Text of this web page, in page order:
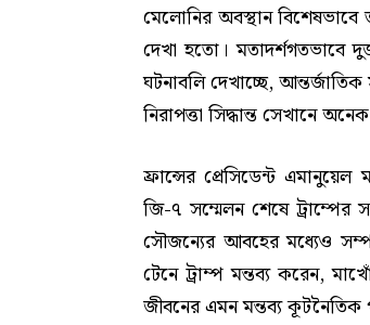
মেলোনির অবস্থান বিশেষভাবে
দেখা হতো। মতাদর্শগতভাবে
ঘটনাবলি দেখাচ্ছে,
নিরাপত্তা সিদ্ধান্ত সেখানে
ফ্রান্সের প্রেসিডেন্ট
জি-৭ সম্মেলন শেষে ট্রাম্পের
সৌজন্যের আবহের মধ্যেও
টেনে ট্রাম্প মন্তব্য করেন,
জীবনের এমন মন্তব্য কূটনৈতিক